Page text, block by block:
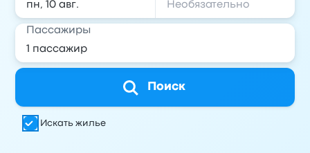
Пассажиры
Поиск
Искать жилье